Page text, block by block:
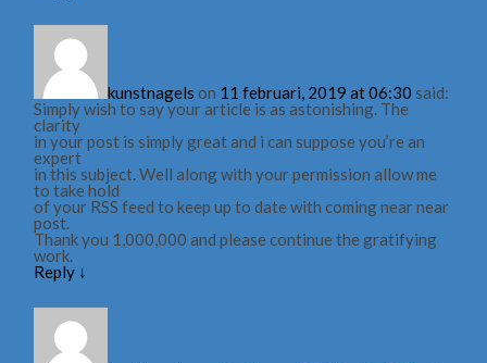
kunstnagels on 11 februari, 2019 at 06:30 said:
Simply wish to say your article is as astonishing. The
clarity
in your post is simply great and i can suppose you’re an
expert
in this subject. Well along with your permission allow me
to take hold
of your RSS feed to keep up to date with coming near near
post.
Thank you 1,000,000 and please continue the gratifying
work.
Reply ↓